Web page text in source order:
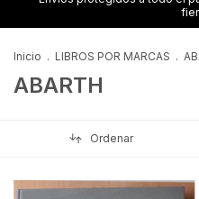
Inicio . LIBROS POR MARCAS .
ABARTH
Ordenar